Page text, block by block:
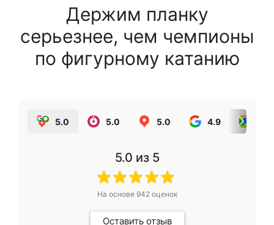
Держим планку
серьезнее, чем чемпионы
по фигурному катанию
5.0 5.0 5.0 4.9
5.0 из 5
На основе 942оценок
Оставить отзыв